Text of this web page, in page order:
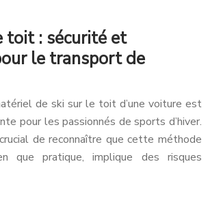
toit : sécurité et
le transport de
de ski sur le toit d’une voiture est
pour les passionnés de sports d’hiver.
de reconnaître que cette méthode
que pratique, implique des risques